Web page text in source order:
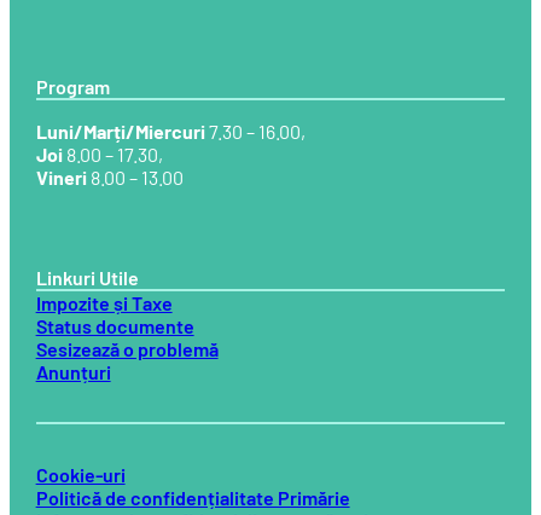
Program
Luni/Marți/Miercuri7.30 – 16.00,
Joi8.00 – 17.30,
Vineri8.00 – 13.00
Linkuri Utile
Impozite și Taxe
Status documente
Sesizează o problemă
Anunțuri
Cookie-uri
Politică de confidențialitate Primărie